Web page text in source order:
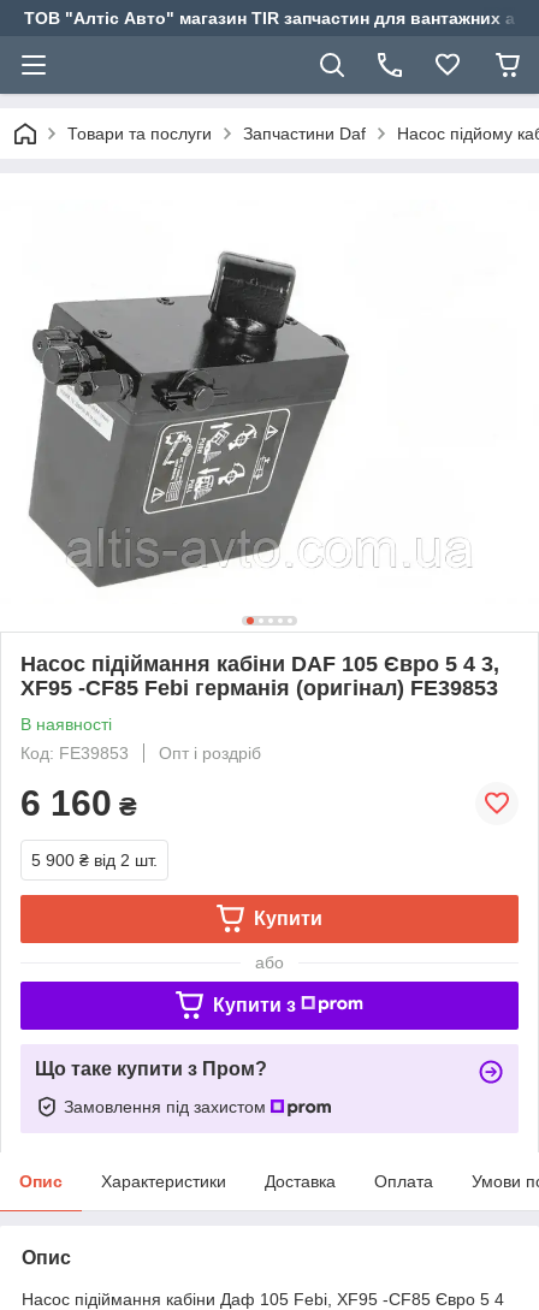
ТОВ "Алтіс Авто" магазин TIR запчастин для вантажних
Товари та послуги Запчастини Daf Насос підйому
Насос підіймання кабіни DAF 105 Євро 5 4 3,
XF95 -CF85 Febi германія (оригінал) FE39853
В наявності
Код: FE39853
Опт і роздріб
6 160 ₴
5 900 ₴ від 2 шт.
Купити
або
Купити з
Що таке купити з Пром?
Замовлення під захистом
Опис Характеристики Доставка Оплата Умови
Опис
Насос підіймання кабіни Даф 105 Febi, XF95 -CF85 Євро 5 4